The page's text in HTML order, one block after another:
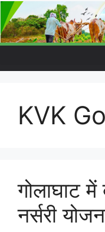
KVK
गोलाघाट
नर्सरी